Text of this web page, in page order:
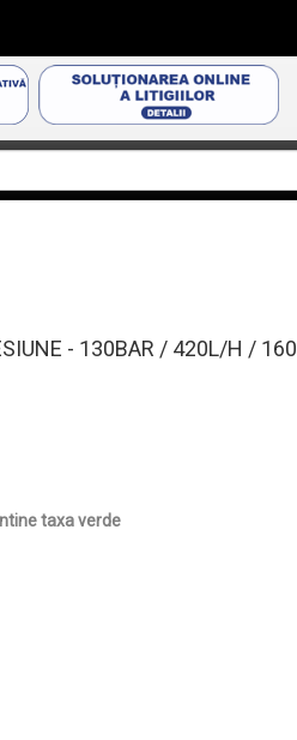
- 130BAR / 420L/H /
taxa verde